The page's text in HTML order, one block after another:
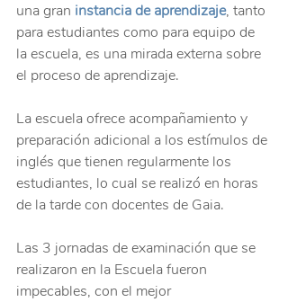
una gran instancia de aprendizaje, tanto
para estudiantes como para equipo de
la escuela, es una mirada externa sobre
el proceso de aprendizaje.
La escuela ofrece acompañamiento y
preparación adicional a los estímulos de
inglés que tienen regularmente los
estudiantes, lo cual se realizó en horas
de la tarde con docentes de Gaia.
Las 3 jornadas de examinación que se
realizaron en la Escuela fueron
impecables, con el mejor